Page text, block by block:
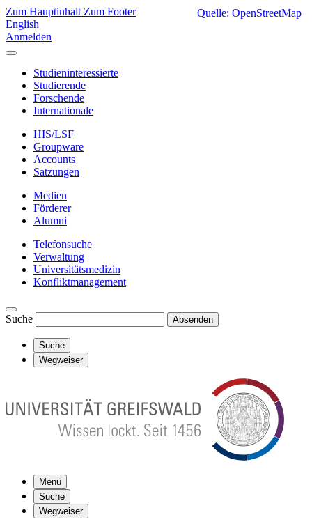
Zum Hauptinhalt Zum Footer
English
Anmelden
Studieninteressierte
Studierende
Forschende
Internationale
HIS/LSF
Groupware
Accounts
Satzungen
Medien
Förderer
Alumni
Telefonsuche
Verwaltung
Universitätsmedizin
Konfliktmanagement
Suche Absenden
Suche
Wegweiser
Menü
Suche
Wegweiser
Quelle: OpenStreetMap